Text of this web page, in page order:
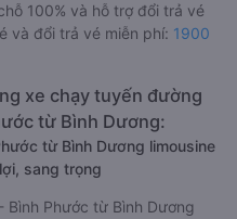
100% và hỗ trợ đổi trả vé
và đổi trả vé miễn phí: 1900
xe chạy tuyến đường
từ Bình Dương:
từ Bình Dương limousine
sang trọng
Bình Phước từ Bình Dương